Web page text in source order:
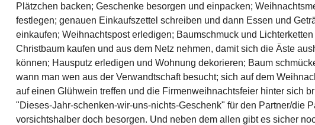
Plätzchen backen; Geschenke besorgen und einpacken;
festlegen; genauen Einkaufszettel schreiben und dann Essen und
einkaufen; Weihnachtspost erledigen; Baumschmuck und Lichterketten
Christbaum kaufen und aus dem Netz nehmen, damit sich die Äste
können; Hausputz erledigen und Wohnung dekorieren; Baum
wann man wen aus der Verwandtschaft besucht; sich auf dem
auf einen Glühwein treffen und die Firmenweihnachtsfeier hinter sich
"Dieses-Jahr-schenken-wir-uns-nichts-Geschenk" für den Partner/die
vorsichtshalber doch besorgen. Und neben dem allen gibt es sicher